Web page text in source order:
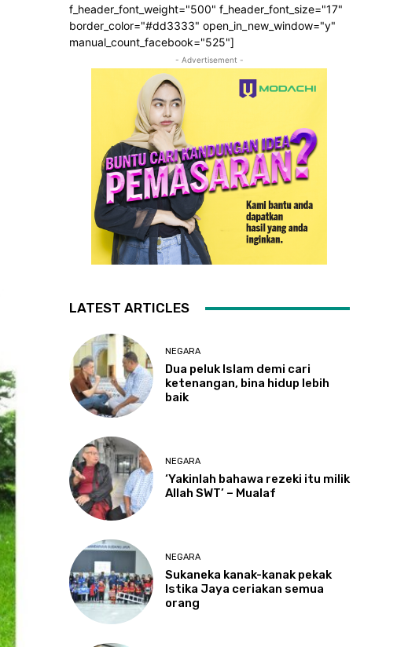
f_header_font_weight="500" f_header_font_size="17"
border_color="#dd3333" open_in_new_window="y"
manual_count_facebook="525"]
- Advertisement -
LATEST ARTICLES
NEGARA
Dua peluk Islam demi cari
ketenangan, bina hidup lebih
baik
NEGARA
‘Yakinlah bahawa rezeki itu milik
Allah SWT’ – Mualaf
NEGARA
Sukaneka kanak-kanak pekak
Istika Jaya ceriakan semua
orang